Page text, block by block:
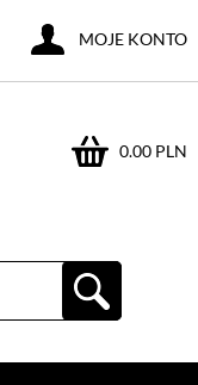
0.00 PLN
MOJE KONTO